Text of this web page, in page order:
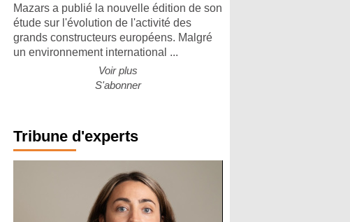
Mazars a publié la nouvelle édition de son
étude sur l'évolution de l'activité des
grands constructeurs européens. Malgré
un environnement international ...
Voir plus
S'abonner
Tribune d'experts